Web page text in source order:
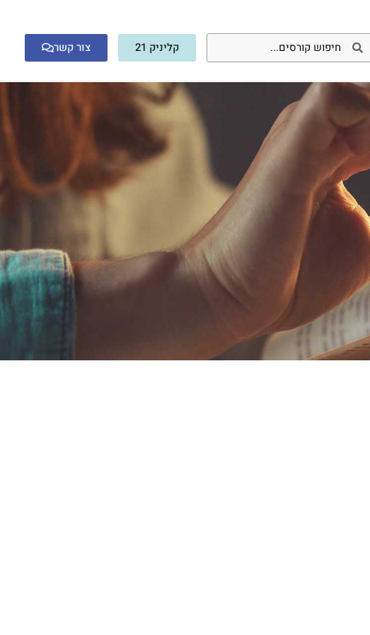
קליניק 21 צור קשר